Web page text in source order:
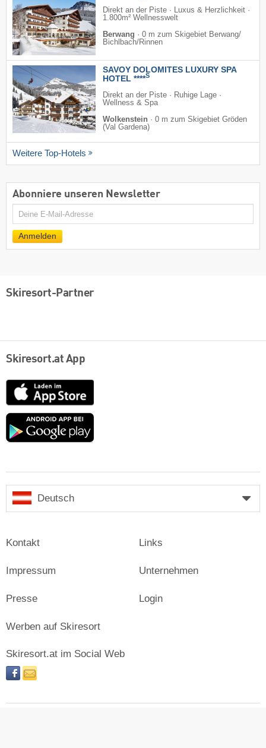
Direkt an der Piste · Luxus & Herzlichkeit ·
1.800m² Wellnesswelt
Berwang · 0 m zum Skigebiet Berwang/​
Bichlbach/​Rinnen
SAVOY DOLOMITES LUXURY SPA
HOTEL ****S
Direkt an der Piste · Ruhige Lage ·
Wellness & Spa
Wolkenstein · 0 m zum Skigebiet Gröden
(Val Gardena)
Weitere Top-Hotels
Abonniere unseren Newsletter
E-
Anmelden
Skiresort-Partner
Skiresort.at App
App
Store
Google
Deutsch
Kontakt
Impressum
Presse
Links
Unternehmen
Login
Werben auf Skiresort
Skiresort.at im Social Web
facebooknewsletter